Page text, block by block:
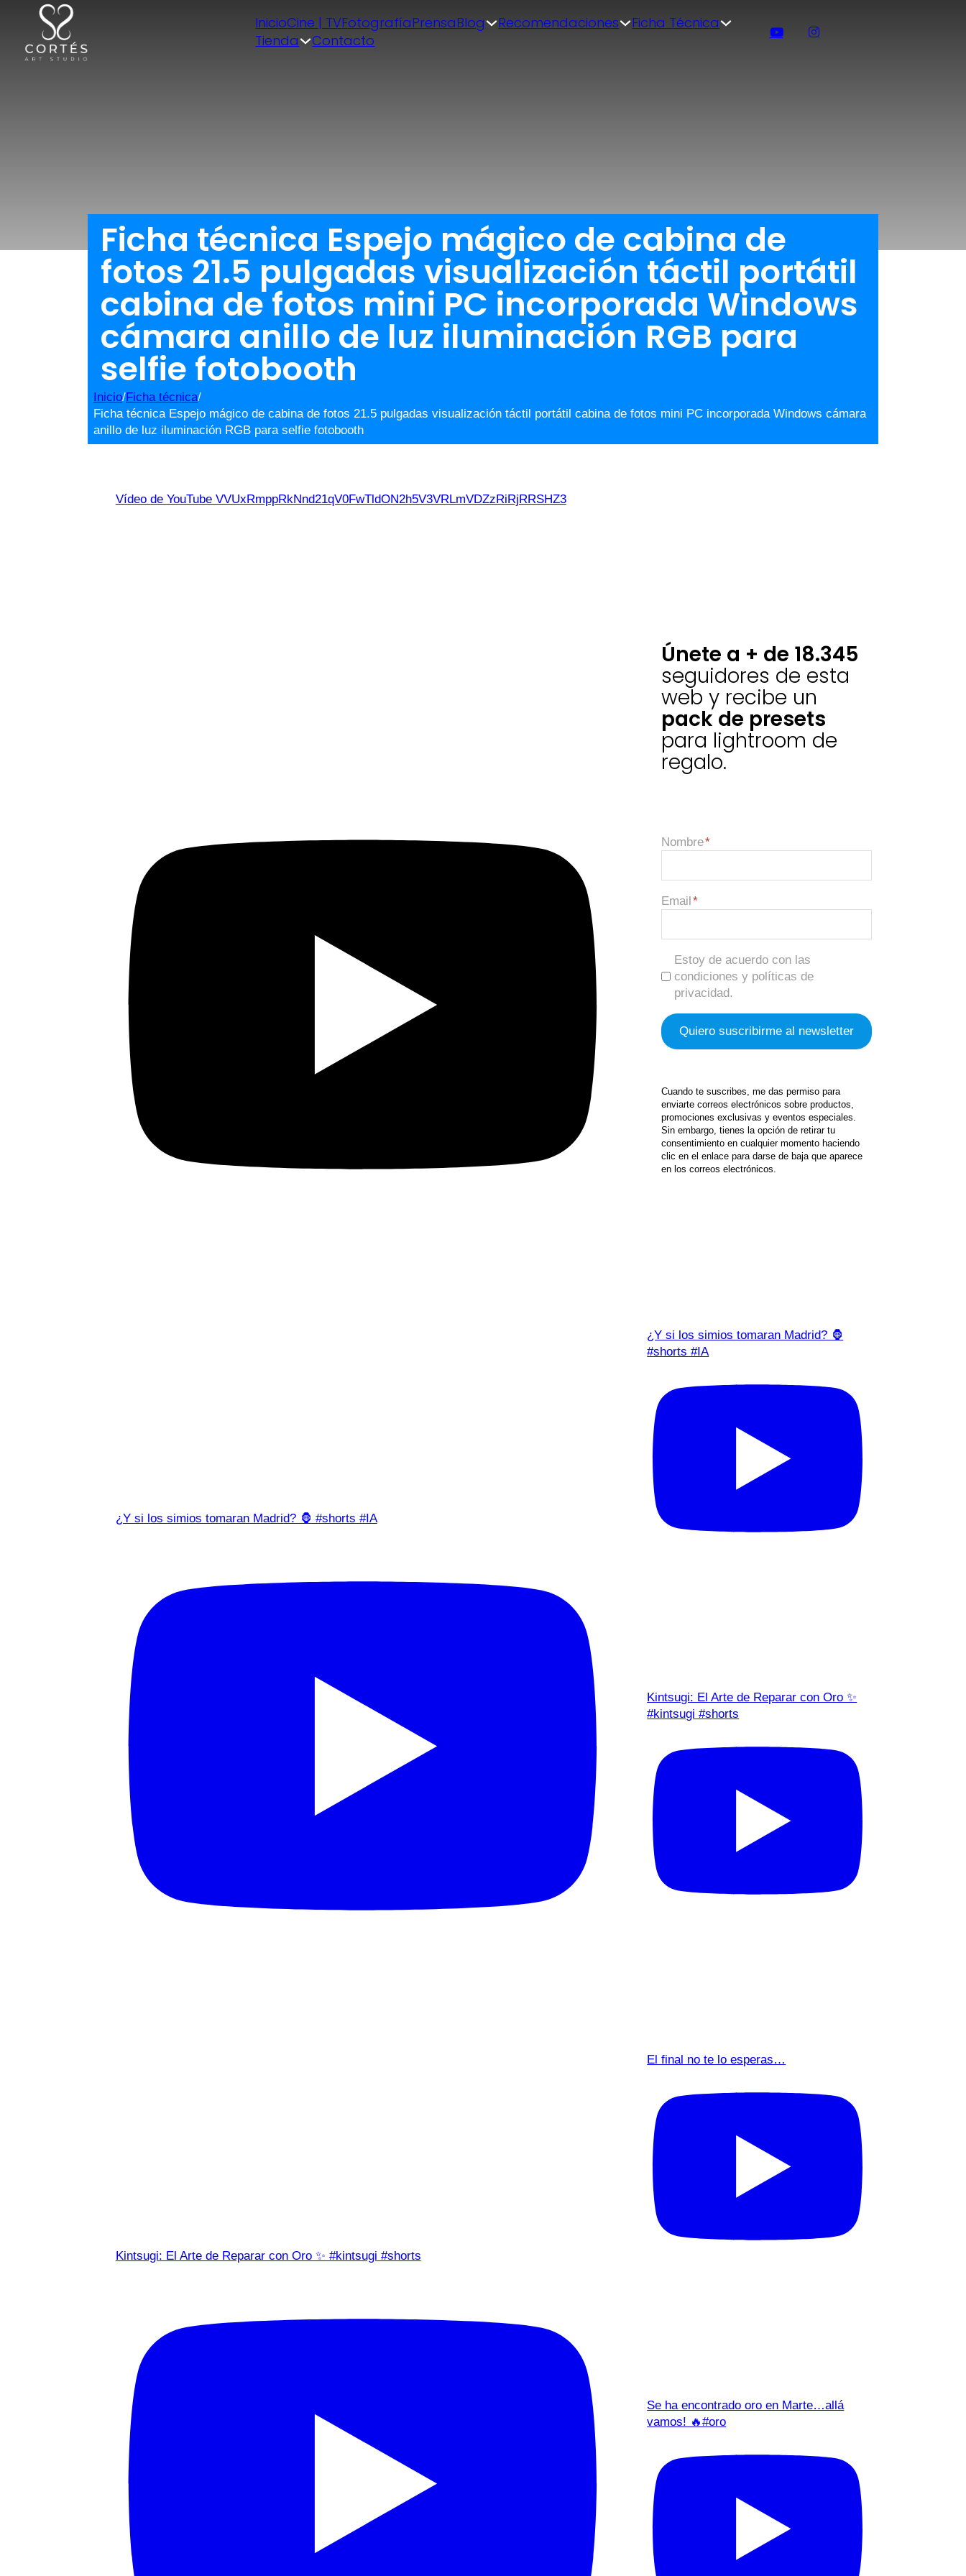
InicioCine | TVFotografíaPrensaBlog Recomendaciones
Ficha Técnica
Tienda
Contacto
Ficha técnica Espejo mágico de cabina de
fotos 21.5 pulgadas visualización táctil portátil
cabina de fotos mini PC incorporada Windows
cámara anillo de luz iluminación RGB para
selfie fotobooth
Inicio/Ficha técnica/
Ficha técnica Espejo mágico de cabina de fotos 21.5 pulgadas visualización táctil portátil cabina de fotos mini PC incorporada Windows cámara
anillo de luz iluminación RGB para selfie fotobooth
Vídeo de YouTube VVUxRmppRkNnd21qV0FwTldON2h5V3VRLmVDZzRiRjRRSHZ3
¿Y si los simios tomaran Madrid? 🦍 #shorts #IA
Kintsugi: El Arte de Reparar con Oro ✨ #kintsugi #shorts
Únete a + de 18.345
seguidores de esta
web y recibe un
pack de presets
para lightroom de
regalo.
Nombre
Email
Estoy de acuerdo con las
condiciones y políticas de
privacidad.
Cuando te suscribes, me das permiso para
enviarte correos electrónicos sobre productos,
promociones exclusivas y eventos especiales.
Sin embargo, tienes la opción de retirar tu
consentimiento en cualquier momento haciendo
clic en el enlace para darse de baja que aparece
en los correos electrónicos.
¿Y si los simios tomaran Madrid? 🦍
#shorts #IA
Kintsugi: El Arte de Reparar con Oro ✨
#kintsugi #shorts
El final no te lo esperas…
Se ha encontrado oro en Marte…allá
vamos! 🔥#oro